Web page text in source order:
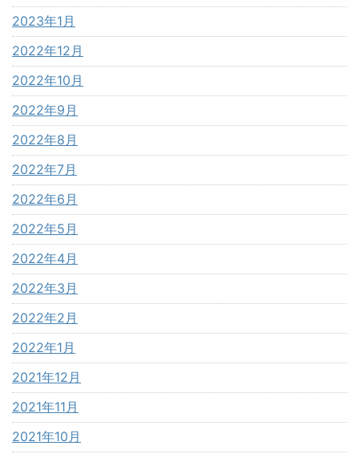
2023年1月
2022年12月
2022年10月
2022年9月
2022年8月
2022年7月
2022年6月
2022年5月
2022年4月
2022年3月
2022年2月
2022年1月
2021年12月
2021年11月
2021年10月